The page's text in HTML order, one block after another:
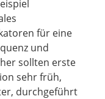
für eine
und
sollten erste
sehr früh,
durchgeführt